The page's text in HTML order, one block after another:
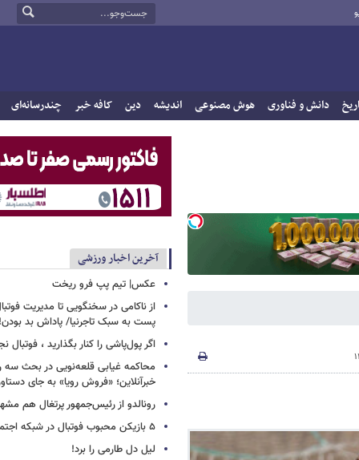
دانش و فناوری هوش مصنوعی اندیشه دین کافه خبر چندرسانه‌ای
آخرین اخبار ورزشی
عکس| تیم پپ فرو ریخت
از ناکامی در سخنگویی تا مدیریت
پست به سبک تاجرنیا/ پاداش بد
اگر پول‌پاشی را کنار بگذارید ، فوتبال
محاکمه غیابی قلعه‌نویی در بحث سه
خبرآنلاین؛ «فروش رویا» به جای
رونالدو از رئیس‌جمهور پرتغال هم
۵ بازیکن محبوب فوتبال در شبکه اجتماعی!
لیل دل طارمی را برد!